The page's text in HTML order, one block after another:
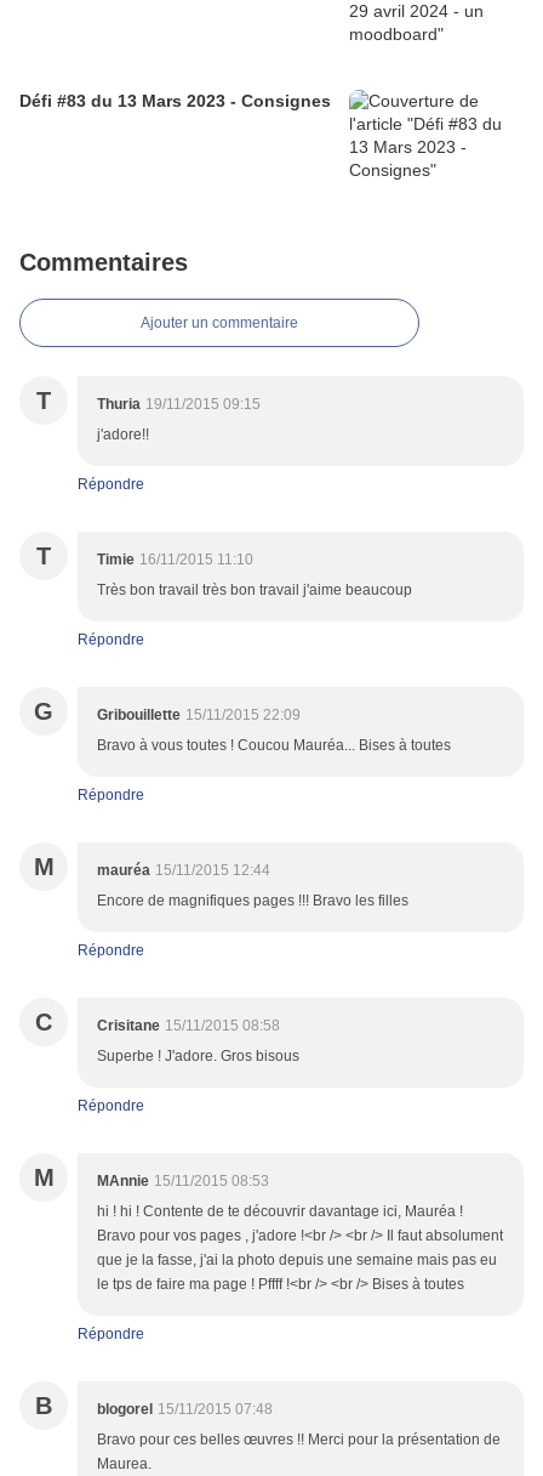
Défi #83 du 13 Mars 2023 - Consignes
Commentaires
Ajouter un commentaire
T Thuria 19/11/2015 09:15
j'adore!!
Répondre
T Timie 16/11/2015 11:10
Très bon travail très bon travail j'aime beaucoup
Répondre
G Gribouillette 15/11/2015 22:09
Bravo à vous toutes ! Coucou Mauréa... Bises à toutes
Répondre
M mauréa 15/11/2015 12:44
Encore de magnifiques pages !!! Bravo les filles
Répondre
C Crisitane 15/11/2015 08:58
Superbe ! J'adore. Gros bisous
Répondre
M MAnnie 15/11/2015 08:53
hi ! hi ! Contente de te découvrir davantage ici, Mauréa !
Bravo pour vos pages , j'adore !<br /> <br /> Il faut absolument
que je la fasse, j'ai la photo depuis une semaine mais pas eu
le tps de faire ma page ! Pffff !<br /> <br /> Bises à toutes
Répondre
B blogorel 15/11/2015 07:48
Bravo pour ces belles œuvres !! Merci pour la présentation de
Maurea.